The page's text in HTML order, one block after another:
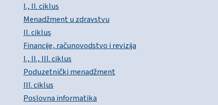
I., II. ciklus
Menadžment u zdravstvu
II. ciklus
Financije, računovodstvo i revizija
I., II., III. ciklus
Poduzetnički menadžment
III. ciklus
Poslovna informatika